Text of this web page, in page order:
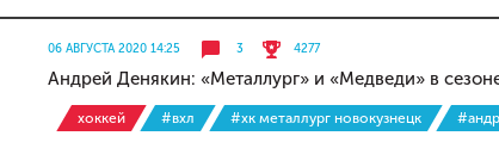
06 АВГУСТА 2020 14:25 3 4277
Андрей Денякин: «Металлург» и «Медведи» в
хоккей #вхл #хк металлург новокузнецк